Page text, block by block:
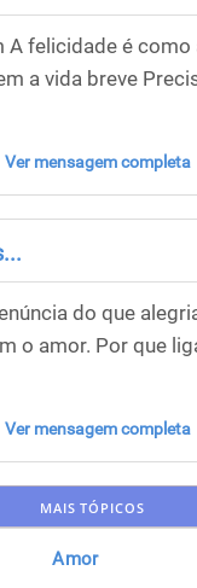
felicidade é como
a vida breve
Ver mensagem completa
do que
o amor. Por que
Ver mensagem completa
MAIS TÓPICOS
Amor